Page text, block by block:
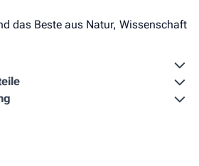
das Beste aus Natur, Wissenschaft